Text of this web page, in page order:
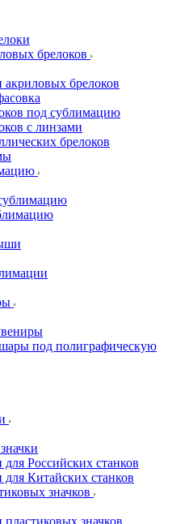
брелоков
акриловых брелоков
под сублимацию
с линзами
брелоков
под полиграфическую
для Российских станков
для Китайских станков
значков
пластиковых значков